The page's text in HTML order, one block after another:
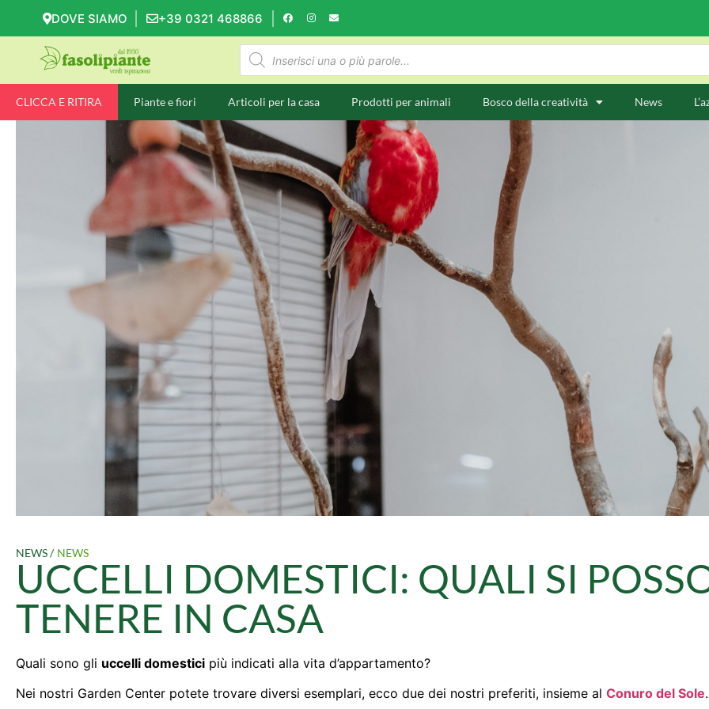
DOVE SIAMO +39 0321 468866
CLICCA E RITIRA Piante e fiori Articoli per la casa Prodotti per animali Bosco della creatività News
NEWS / NEWS
UCCELLI DOMESTICI: QUALI SI
TENERE IN CASA
Quali sono gli uccelli domestici più indicati alla vita d’appartamento?
Nei nostri Garden Center potete trovare diversi esemplari, ecco due dei nostri preferiti, insieme al Conuro del Sole.